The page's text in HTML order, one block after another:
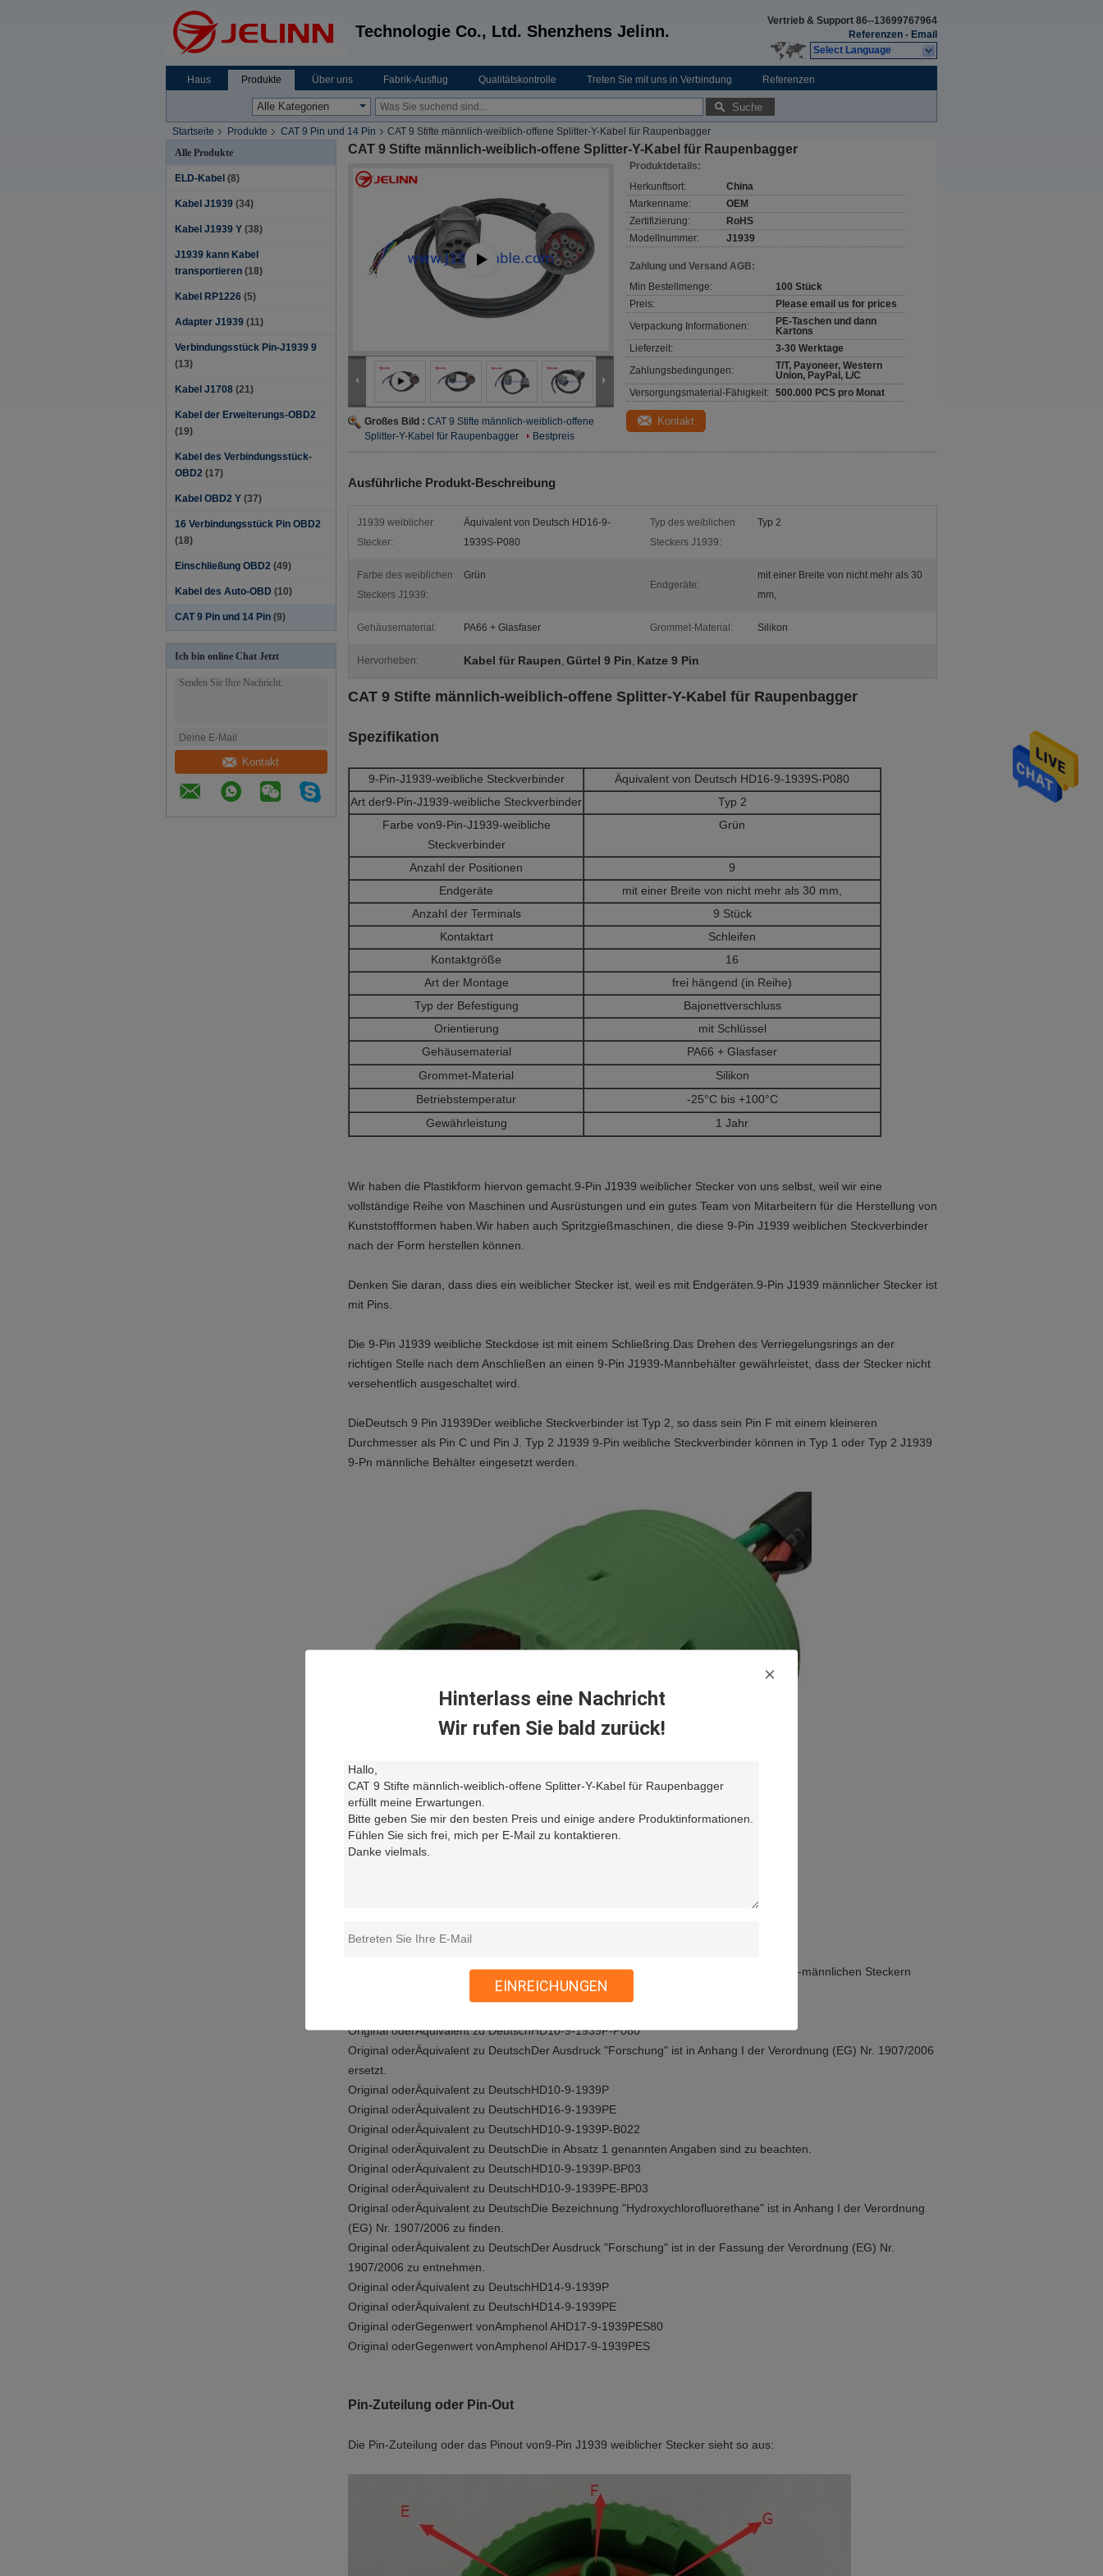
Technologie Co., Ltd. Shenzhens Jelinn.
Vertrieb & Support 86--13699767964
Referenzen - Email
Select Language
Haus Produkte Über uns Fabrik-Ausflug Qualitätskontrolle Treten Sie mit uns in Verbindung Referenzen
Suche
Startseite Produkte CAT 9 Pin und 14 Pin CAT 9 Stifte männlich-weiblich-offene Splitter-Y-Kabel für Raupenbagger
Hinterlass eine Nachricht
Wir rufen Sie bald zurück!
EINREICHUNGEN
Alle Produkte
ELD-Kabel (8)
Kabel J1939 (34)
Kabel J1939 Y (38)
J1939 kann Kabel
transportieren (18)
Kabel RP1226 (5)
Adapter J1939 (11)
Verbindungsstück Pin-J1939 9
(13)
Kabel J1708 (21)
Kabel der Erweiterungs-OBD2
(19)
Kabel des Verbindungsstück-
OBD2 (17)
Kabel OBD2 Y (37)
16 Verbindungsstück Pin OBD2
(18)
Einschließung OBD2 (49)
Kabel des Auto-OBD (10)
CAT 9 Pin und 14 Pin (9)
Ich bin online Chat Jetzt
Kontakt
CAT 9 Stifte männlich-weiblich-offene Splitter-Y-Kabel für Raupenbagger
Großes Bild : CAT 9 Stifte männlich-weiblich-offene
Splitter-Y-Kabel für Raupenbagger
Bestpreis
Produktdetails:
Herkunftsort:
China
Markenname:
OEM
Zertifizierung:
RoHS
Modellnummer:
J1939
Zahlung und Versand AGB:
Min Bestellmenge:
100 Stück
Preis:
Please email us for prices
Verpackung Informationen:
PE-Taschen und dann
Kartons
Lieferzeit:
3-30 Werktage
Zahlungsbedingungen:
T/T, Payoneer, Western
Union, PayPal, L/C
Versorgungsmaterial-Fähigkeit: 500.000 PCS pro Monat
Kontakt
Ausführliche Produkt-Beschreibung
J1939 weiblicher
Stecker:
Äquivalent von Deutsch HD16-9-
1939S-P080
Typ des weiblichen
Steckers J1939:
Typ 2
Farbe des weiblichen
Steckers J1939:
Grün
Endgeräte:
mit einer Breite von nicht mehr als 30
mm,
Gehäusematerial: PA66 + Glasfaser Grommet-Material: Silikon
Hervorheben: Kabel für Raupen, Gürtel 9 Pin, Katze 9 Pin
CAT 9 Stifte männlich-weiblich-offene Splitter-Y-Kabel für Raupenbagger
Spezifikation
9-Pin-J1939-weibliche Steckverbinder
Äquivalent von Deutsch HD16-9-1939S-P080
Art der9-Pin-J1939-weibliche Steckverbinder
Typ 2
Farbe von9-Pin-J1939-weibliche
Steckverbinder
Grün
Anzahl der Positionen
9
Endgeräte
mit einer Breite von nicht mehr als 30 mm,
Anzahl der Terminals
9 Stück
Kontaktart
Schleifen
Kontaktgröße
16
Art der Montage
frei hängend (in Reihe)
Typ der Befestigung
Bajonettverschluss
Orientierung
mit Schlüssel
Gehäusematerial
PA66 + Glasfaser
Grommet-Material
Silikon
Betriebstemperatur
-25°C bis +100°C
Gewährleistung
1 Jahr
Wir haben die Plastikform hiervon gemacht. 9-Pin J1939 weiblicher Stecker von uns selbst, weil wir eine
vollständige Reihe von Maschinen und Ausrüstungen und ein gutes Team von Mitarbeitern für die Herstellung von
Kunststoffformen haben.Wir haben auch Spritzgießmaschinen, die diese 9-Pin J1939 weiblichen Steckverbinder
nach der Form herstellen können.
Denken Sie daran, dass dies ein weiblicher Stecker ist, weil es mit Endgeräten. 9-Pin J1939 männlicher Stecker ist
mit Pins.
Die 9-Pin J1939 weibliche Steckdose ist mit einem Schließring.Das Drehen des Verriegelungsrings an der
richtigen Stelle nach dem Anschließen an einen 9-Pin J1939-Mannbehälter gewährleistet, dass der Stecker nicht
versehentlich ausgeschaltet wird.
DieDeutsch 9 Pin J1939Der weibliche Steckverbinder ist Typ 2, so dass sein Pin F mit einem kleineren
Durchmesser als Pin C und Pin J. Typ 2 J1939 9-Pin weibliche Steckverbinder können in Typ 1 oder Typ 2 J1939
9-Pn männliche Behälter eingesetzt werden.
Diese Typ-2-J1939 9-Pin-weiblichen Steckverbinder können mit folgenden J1939 9-Pin-männlichen Steckern
Original oderÄquivalent zu DeutschHD10-9-1939P-P080
Original oderÄquivalent zu DeutschDer Ausdruck "Forschung" ist in Anhang I der Verordnung (EG) Nr. 1907/2006
ersetzt.
Original oderÄquivalent zu DeutschHD10-9-1939P
Original oderÄquivalent zu DeutschHD16-9-1939PE
Original oderÄquivalent zu DeutschHD10-9-1939P-B022
Original oderÄquivalent zu DeutschDie in Absatz 1 genannten Angaben sind zu beachten.
Original oderÄquivalent zu DeutschHD10-9-1939P-BP03
Original oderÄquivalent zu DeutschHD10-9-1939PE-BP03
Original oderÄquivalent zu DeutschDie Bezeichnung "Hydroxychlorofluorethane" ist in Anhang I der Verordnung
(EG) Nr. 1907/2006 zu finden.
Original oderÄquivalent zu DeutschDer Ausdruck "Forschung" ist in der Fassung der Verordnung (EG) Nr.
1907/2006 zu entnehmen.
Original oderÄquivalent zu DeutschHD14-9-1939P
Original oderÄquivalent zu DeutschHD14-9-1939PE
Original oderGegenwert vonAmphenol AHD17-9-1939PES80
Original oderGegenwert vonAmphenol AHD17-9-1939PES
Pin-Zuteilung oder Pin-Out
Die Pin-Zuteilung oder das Pinout von9-Pin J1939 weiblicher Stecker sieht so aus: